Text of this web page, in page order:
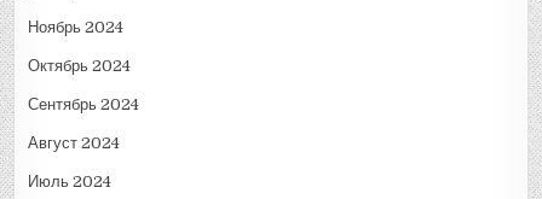
Ноябрь 2024
Октябрь 2024
Сентябрь 2024
Август 2024
Июль 2024